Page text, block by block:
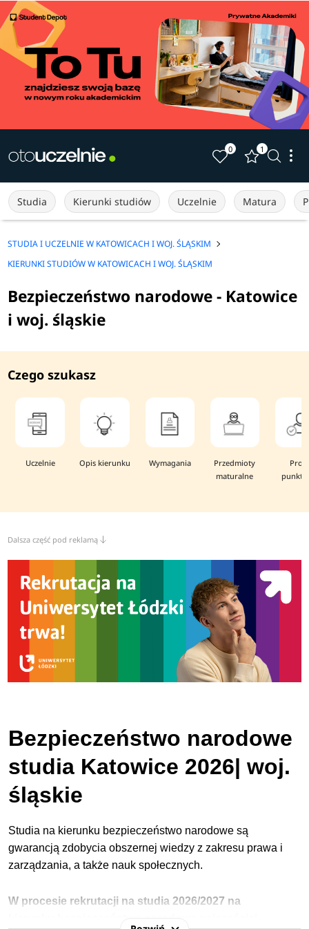
0 1
Studia Kierunki studiów Uczelnie Matura
STUDIA I UCZELNIE W KATOWICACH I WOJ. ŚLĄSKIM
KIERUNKI STUDIÓW W KATOWICACH I WOJ. ŚLĄSKIM
Bezpieczeństwo narodowe - Katowice
i woj. śląskie
Czego szukasz
Uczelnie Opis kierunku Wymagania
Przedmioty
maturalne
Dalsza część pod reklamą
Bezpieczeństwo narodowe
studia Katowice 2026| woj.
śląskie
Studia na kierunku bezpieczeństwo narodowe są
gwarancją zdobycia obszernej wiedzy z zakresu prawa i
zarządzania, a także nauk społecznych.
W procesie rekrutacji na studia 2026/2027 na